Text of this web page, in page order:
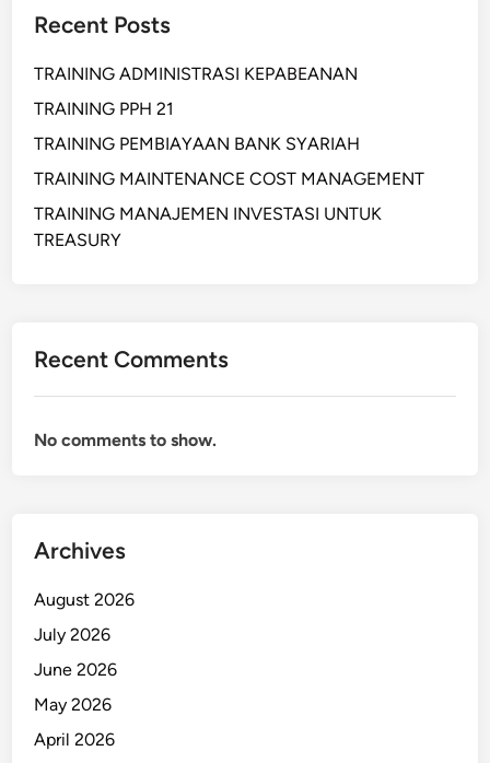
Recent Posts
TRAINING ADMINISTRASI KEPABEANAN
TRAINING PPH 21
TRAINING PEMBIAYAAN BANK SYARIAH
TRAINING MAINTENANCE COST MANAGEMENT
TRAINING MANAJEMEN INVESTASI UNTUK
TREASURY
Recent Comments
No comments to show.
Archives
August 2026
July 2026
June 2026
May 2026
April 2026